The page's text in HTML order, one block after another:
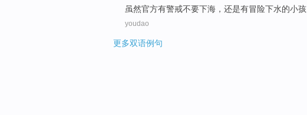
虽然官方有警戒不要下海，还是有冒险下水的小孩
youdao
更多双语例句